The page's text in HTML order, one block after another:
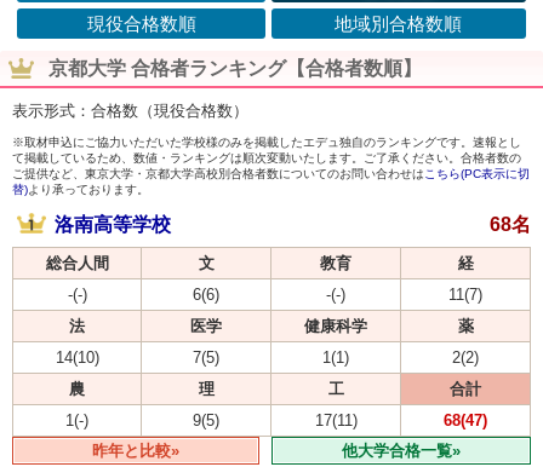
現役合格数順
地域別合格数順
京都大学 合格者ランキング【合格者数順】
表示形式：合格数（現役合格数）
※取材申込にご協力いただいた学校様のみを掲載したエデュ独自のランキングです。速報とし
て掲載しているため、数値・ランキングは順次変動いたします。ご了承ください。合格者数の
ご提供など、東京大学・京都大学高校別合格者数についてのお問い合わせはこちら(PC表示に切
替)より承っております。
洛南高等学校 68名
総合人間 文 教育
経
-(-)
6(6) -(-)
11(7)
法
医学 健康科学
薬
14(10)
7(5) 1(1)
2(2)
農
理 工
合計
1(-)
9(5) 17(11)
68(47)
昨年と比較»
他大学合格一覧»